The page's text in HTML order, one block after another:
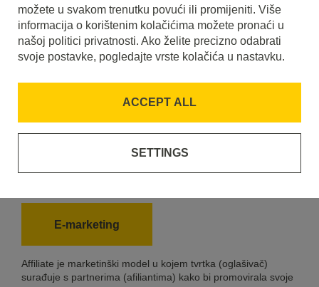
A B C D E F G H I
J K L M N O P Q R
V W X
E-marketing
Affiliate je marketinški model u kojem tvrtka (oglašivač)
surađuje s partnerima (afiliantima) kako bi promovirala svoje
možete u svakom trenutku povući ili promijeniti. Više
informacija o korištenim kolačićima možete pronaći u
našoj politici privatnosti. Ako želite precizno odabrati
svoje postavke, pogledajte vrste kolačića u nastavku.
ACCEPT ALL
SETTINGS